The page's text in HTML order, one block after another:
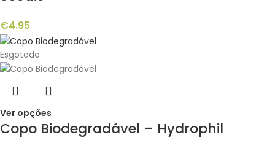
€4.95
Esgotado
Ver opções
Copo Biodegradável – Hydrophil